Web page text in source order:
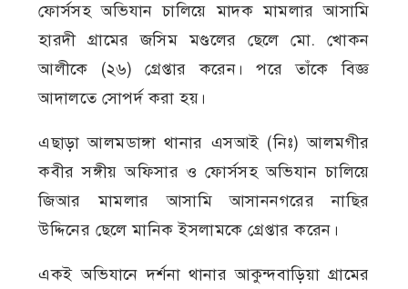
ফোর্সসহ অভিযান চালিয়ে মাদক মামলার আসামি
হারদী গ্রামের জসিম মণ্ডলের ছেলে মো. খোকন
আলীকে (২৬) গ্রেপ্তার করেন। পরে তাঁকে বিজ্ঞ
আদালতে সোপর্দ করা হয়।
এছাড়া আলমডাঙ্গা থানার এসআই (নিঃ) আলমগীর
কবীর সঙ্গীয় অফিসার ও ফোর্সসহ অভিযান চালিয়ে
জিআর মামলার আসামি আসাননগরের নাছির
উদ্দিনের ছেলে মানিক ইসলামকে গ্রেপ্তার করেন।
একই অভিযানে দর্শনা থানার আকুন্দবাড়িয়া গ্রামের